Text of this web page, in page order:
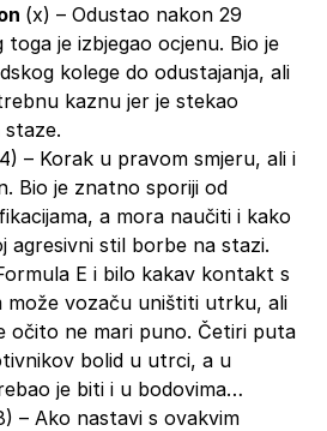
(x) – Odustao nakon 29
je izbjegao ocjenu. Bio je
kolege do odustajanja, ali
kaznu jer je stekao
– Korak u pravom smjeru, ali i
Bio je znatno sporiji od
a mora naučiti i kako
agresivni stil borbe na stazi.
E i bilo kakav kontakt s
može vozaču uništiti utrku, ali
očito ne mari puno. Četiri puta
bolid u utrci, a u
je biti i u bodovima…
– Ako nastavi s ovakvim